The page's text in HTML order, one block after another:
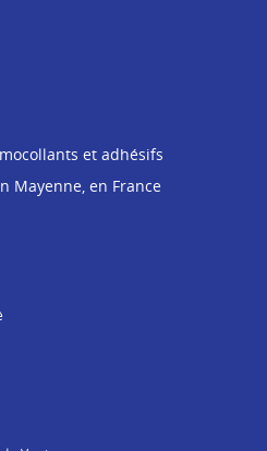
et adhésifs
Mayenne, en France